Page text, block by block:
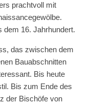
prachtvoll mit
dem 16. Jahrhundert.
das zwischen dem
Bauabschnitten
Bis heute
Bis zum Ende des
der Bischöfe von